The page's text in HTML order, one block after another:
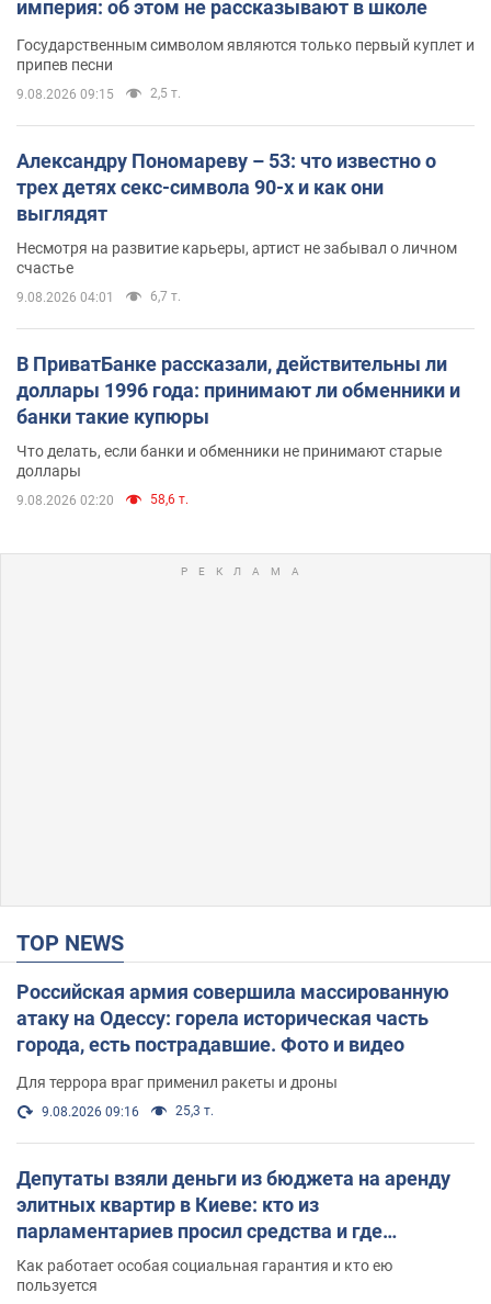
империя: об этом не рассказывают в школе
Государственным символом являются только первый куплет и
припев песни
9.08.2026 09:15 2,5 т.
Александру Пономареву – 53: что известно о
трех детях секс-символа 90-х и как они
выглядят
Несмотря на развитие карьеры, артист не забывал о личном
счастье
9.08.2026 04:01 6,7 т.
В ПриватБанке рассказали, действительны ли
доллары 1996 года: принимают ли обменники и
банки такие купюры
Что делать, если банки и обменники не принимают старые
доллары
9.08.2026 02:20 58,6 т.
TOP NEWS
Российская армия совершила массированную
атаку на Одессу: горела историческая часть
города, есть пострадавшие. Фото и видео
Для террора враг применил ракеты и дроны
9.08.2026 09:16 25,3 т.
Депутаты взяли деньги из бюджета на аренду
элитных квартир в Киеве: кто из
парламентариев просил средства и где
поселился
Как работает особая социальная гарантия и кто ею
пользуется